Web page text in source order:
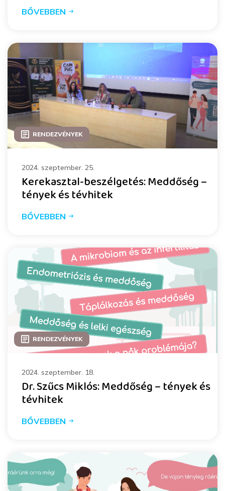
BŐVEBBEN
RENDEZVÉNYEK
2024. szeptember. 25.
Kerekasztal-beszélgetés: Meddőség –
tények és tévhitek
BŐVEBBEN
RENDEZVÉNYEK
2024. szeptember. 18.
Dr. Szűcs Miklós: Meddőség – tények és
tévhitek
BŐVEBBEN